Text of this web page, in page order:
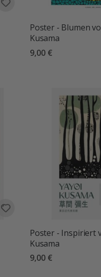
Poster - Blumen
Kusama
9,00 €
Poster - Inspiriert
Kusama
9,00 €